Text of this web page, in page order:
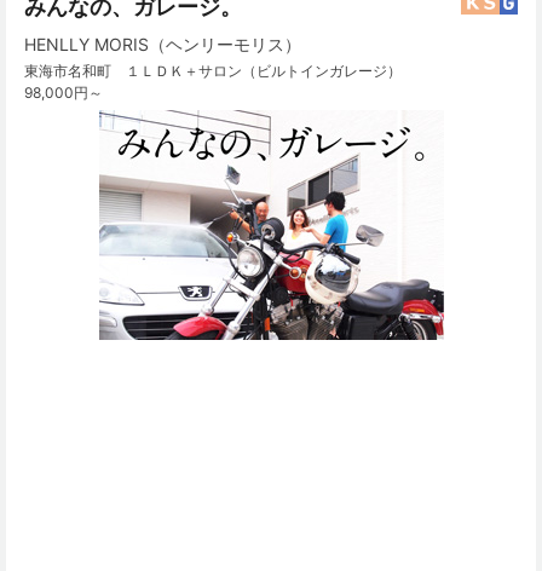
みんなの、ガレージ。
HENLLY MORIS（ヘンリーモリス）
東海市名和町 １ＬＤＫ＋サロン（ビルトインガレージ）
98,000円～